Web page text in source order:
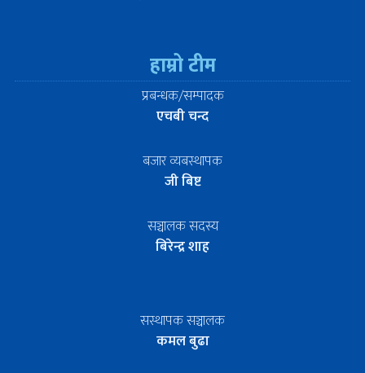
हाम्रो टीम
प्रबन्धक/सम्पादक
एचबी चन्द
बजार व्यबस्थापक
जी बिष्ट
सञ्चालक सदस्य
बिरेन्द्र शाह
सस्थापक सञ्चालक
कमल बुढा